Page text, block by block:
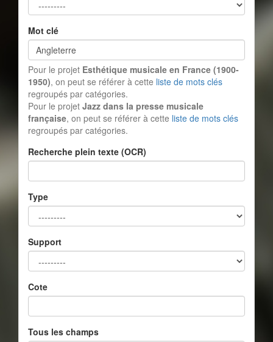
Mot clé
Pour le projet Esthétique musicale en France (1900-
1950), on peut se référer à cette liste de mots clés
regroupés par catégories.
Pour le projet Jazz dans la presse musicale
française, on peut se référer à cette liste de mots clés
regroupés par catégories.
Recherche plein texte (OCR)
Type
Support
Cote
Tous les champs